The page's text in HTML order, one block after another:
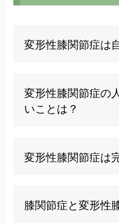
変形性膝関節症は
ませんが、適切な治
抑制は十分可能です
障のない状態まで
変形性膝関節症の
いことは？
具体的には長時間の
急激な体重増加など
に負担の少ない水中
変形性膝関節症は
減し日常生活に支障
は可能です。当院の
膝関節症と変形性